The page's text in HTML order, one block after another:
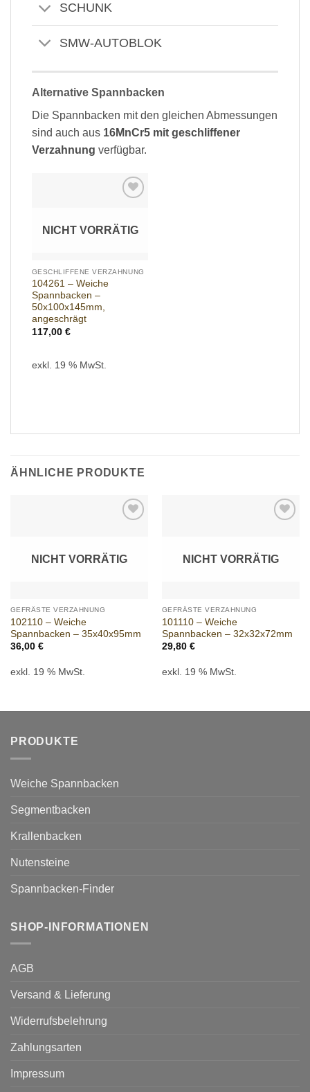
SCHUNK
SMW-AUTOBLOK
Alternative Spannbacken
Die Spannbacken mit den gleichen Abmessungen
sind auch aus 16MnCr5 mit geschliffener
Verzahnung verfügbar.
NICHT VORRÄTIG
GESCHLIFFENE VERZAHNUNG
104261 – Weiche
Spannbacken –
50x100x145mm,
angeschrägt
117,00 €
exkl. 19 % MwSt.
ÄHNLICHE PRODUKTE
NICHT VORRÄTIG
GEFRÄSTE VERZAHNUNG
102110 – Weiche
Spannbacken – 35x40x95mm
36,00 €
exkl. 19 % MwSt.
NICHT VORRÄTIG
GEFRÄSTE VERZAHNUNG
101110 – Weiche
Spannbacken – 32x32x72mm
29,80 €
exkl. 19 % MwSt.
PRODUKTE
Weiche Spannbacken
Segmentbacken
Krallenbacken
Nutensteine
Spannbacken-Finder
SHOP-INFORMATIONEN
AGB
Versand & Lieferung
Widerrufsbelehrung
Zahlungsarten
Impressum